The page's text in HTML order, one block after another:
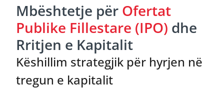
Mbështetje për Ofertat
Publike Fillestare (IPO) dhe
Rritjen e Kapitalit
Këshillim strategjik për hyrjen në
tregun e kapitalit